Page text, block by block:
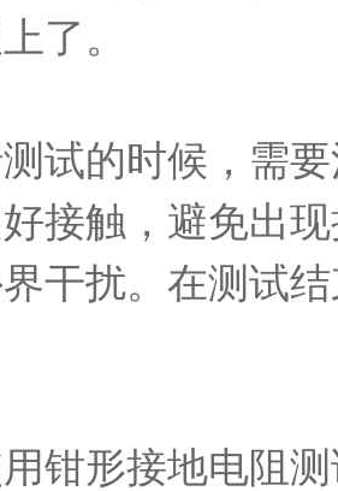
了。
的时候，需要
接触，避免出
干扰。在测试
形接地电阻测